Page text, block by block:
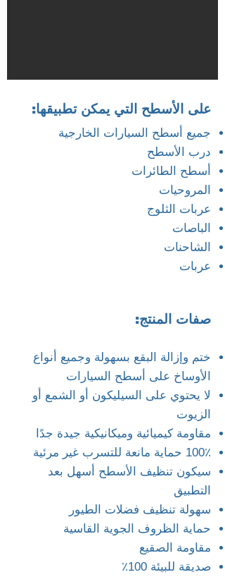
على الأسطح التي يمكن تطبيقها:
جميع أسطح السيارات الخارجية
درب الأسطح
أسطح الطائرات
المروحيات
عربات الثلوج
الباصات
الشاحنات
عربات
صفات المنتج:
ختم وإزالة البقع بسهولة وجميع أنواع
الأوساخ على أسطح السيارات
لا يحتوي على السيليكون أو الشمع أو
الزيوت
مقاومة كيميائية وميكانيكية جيدة جدًا
100٪ حماية مانعة للتسرب غير مرئية
سيكون تنظيف الأسطح أسهل بعد
التطبيق
سهولة تنظيف فضلات الطيور
حماية الظروف الجوية القاسية
مقاومة الصقيع
صديقة للبيئة 100٪